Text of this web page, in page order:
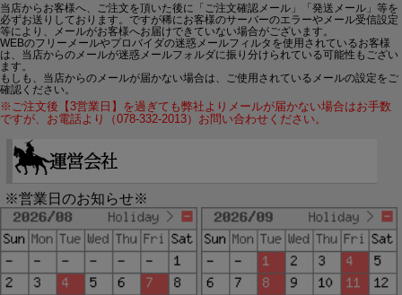
当店からお客様へ、ご注文を頂いた後に「ご注文確認メール」「発送メール」等を
必ずお送りしております。ですが稀にお客様のサーバーのエラーやメール受信設定
等により、メールがお客様へお届けできていない場合がございます。
WEBのフリーメールやプロバイダの迷惑メールフィルタを使用されているお客様
は、当店からのメールが迷惑メールフォルダに振り分けられている可能性もござい
ます。
もしも、当店からのメールが届かない場合は、ご使用されているメールの設定をご
確認ください。
※ご注文後【3営業日】を過ぎても弊社よりメールが届かない場合はお手数
ですが、お電話より（078-332-2013）お問い合わせください。
※営業日のお知らせ※